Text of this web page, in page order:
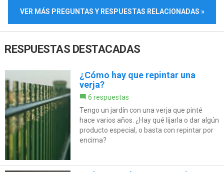
VER MÁS PREGUNTAS Y RESPUESTAS RELACIONADAS »
RESPUESTAS DESTACADAS
¿Cómo hay que repintar una
verja?
6 respuestas
Tengo un jardín con una verja que pinté
hace varios años. ¿Hay qué lijarla o dar algún
producto especial, o basta con repintar por
encima?